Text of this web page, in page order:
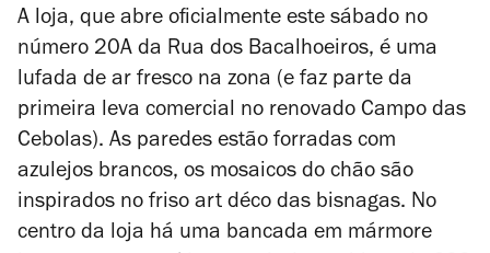
A loja, que abre oficialmente este sábado no
número 20A da Rua dos Bacalhoeiros, é uma
lufada de ar fresco na zona (e faz parte da
primeira leva comercial no renovado Campo das
Cebolas). As paredes estão forradas com
azulejos brancos, os mosaicos do chão são
inspirados no friso art déco das bisnagas. No
centro da loja há uma bancada em mármore